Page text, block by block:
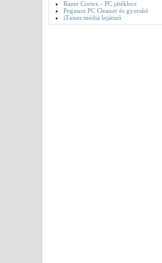
Razer Cortex - PC játékhoz
Pegasun PC Cleaner és gyorsító
iTunes média lejátszó